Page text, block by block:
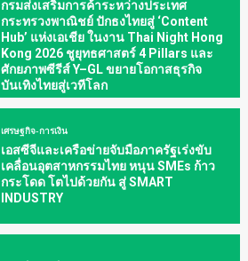
กรมส่งเสริมการค้าระหว่างประเทศ
กระทรวงพาณิชย์ ปักธงไทยสู่ ‘Content
Hub’ แห่งเอเชีย ในงาน Thai Night Hong
Kong 2026 ชูยุทธศาสตร์ 4 Pillars และ
ศักยภาพซีรีส์ Y–GL ขยายโอกาสธุรกิจ
บันเทิงไทยสู่เวทีโลก
เศรษฐกิจ-การเงิน
เอสซีจีและเครือข่ายจับมือภาครัฐเร่งขับ
เคลื่อนอุตสาหกรรมไทย หนุน SMEs ก้าว
กระโดด โตไปด้วยกัน สู่ SMART
INDUSTRY